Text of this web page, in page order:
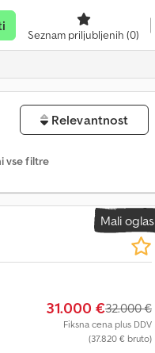
Seznam priljubljenih (0)
Relevantnost
vse filtre
Mali oglas
31.000 €32.000 €
Fiksna cena plus DDV
(37.820 € bruto)